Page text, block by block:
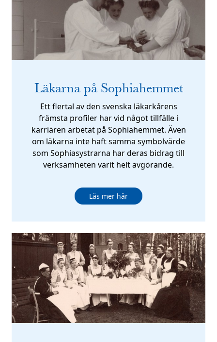
Läkarna på Sophiahemmet
Ett flertal av den svenska läkarkårens
främsta profiler har vid något tillfälle i
karriären arbetat på Sophiahemmet. Även
om läkarna inte haft samma symbolvärde
som Sophiasystrarna har deras bidrag till
verksamheten varit helt avgörande.
Läs mer här